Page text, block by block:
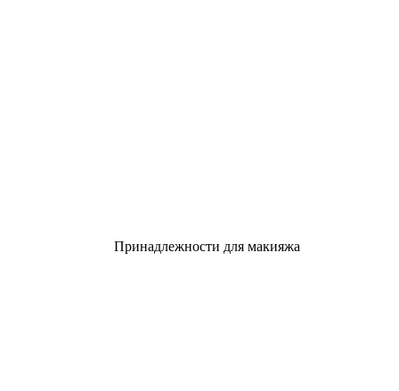
Принадлежности для макияжа